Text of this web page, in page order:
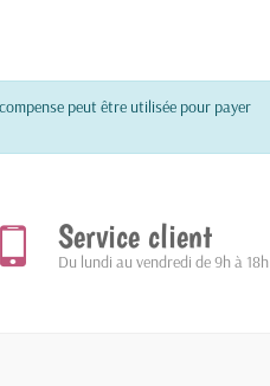
peut être utilisée pour payer
Service client
Du lundi au vendredi de 9h à 18h